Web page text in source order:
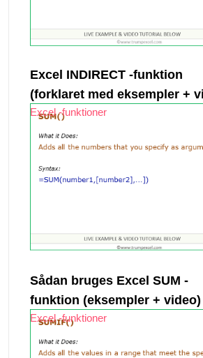
Excel INDIRECT -funktion
(forklaret med eksempler +
Excel -funktioner
Sådan bruges Excel SUM -
funktion (eksempler + video)
Excel -funktioner